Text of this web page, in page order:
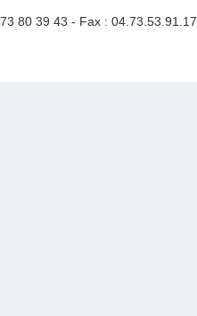
80 39 43 - Fax : 04.73.53.91.17